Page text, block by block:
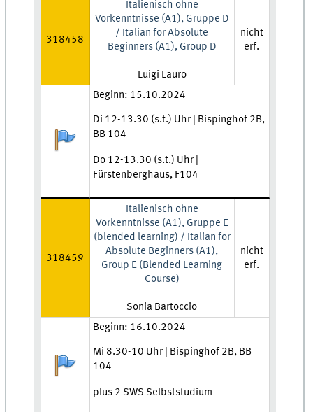
318458
Italienisch ohne
Vorkenntnisse (A1), Gruppe D
/ Italian for Absolute
Beginners (A1), Group D
Lehrkraft:
Luigi Lauro
nicht
erf.
Anmeldestatus:
Zeit und Ort:
Beginn: 15.10.2024
Di 12-13.30 (s.t.) Uhr | Bispinghof 2B,
BB 104
Do 12-13.30 (s.t.) Uhr |
Fürstenberghaus, F104
318459
Italienisch ohne
Vorkenntnisse (A1), Gruppe E
(blended learning) / Italian for
Absolute Beginners (A1),
Group E (Blended Learning
Course)
Lehrkraft:
Sonia Bartoccio
nicht
erf.
Anmeldestatus:
Zeit und Ort:
Beginn: 16.10.2024
Mi 8.30-10 Uhr | Bispinghof 2B, BB
104
plus 2 SWS Selbststudium